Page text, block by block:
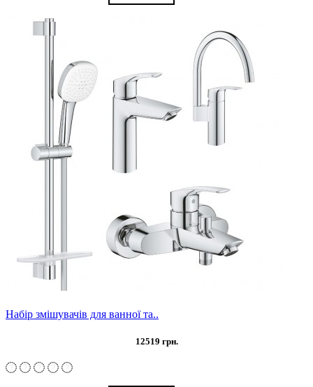
Набір змішувачів для ванної та..
12519 грн.